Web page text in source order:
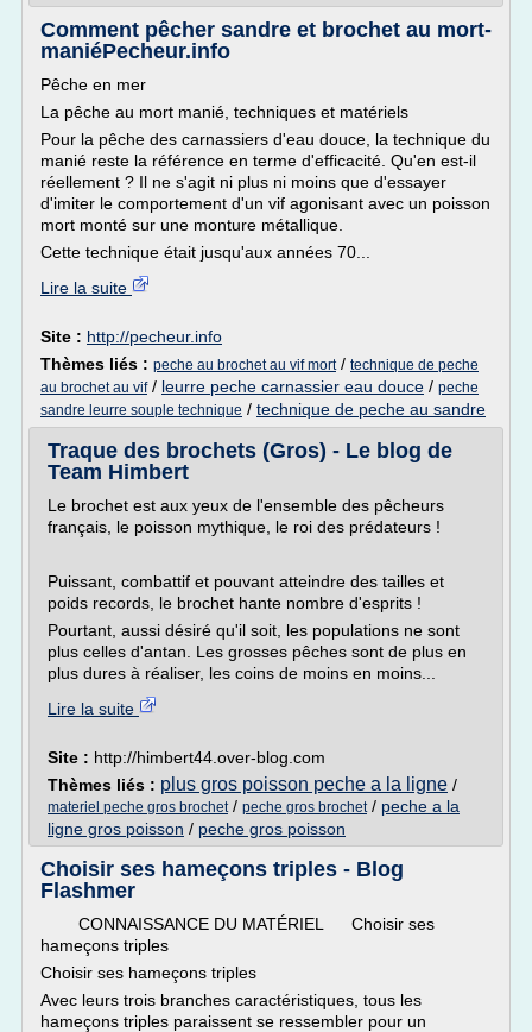
Comment pêcher sandre et brochet au mort-
maniéPecheur.info
Pêche en mer
La pêche au mort manié, techniques et matériels
Pour la pêche des carnassiers d'eau douce, la technique du
manié reste la référence en terme d'efficacité. Qu'en est-il
réellement ? Il ne s'agit ni plus ni moins que d'essayer
d'imiter le comportement d'un vif agonisant avec un poisson
mort monté sur une monture métallique.
Cette technique était jusqu'aux années 70...
Lire la suite
Site : http://pecheur.info
Thèmes liés : peche au brochet au vif mort/ technique de peche
au brochet au vif/ leurre peche carnassier eau douce / peche
sandre leurre souple technique / technique de peche au sandre
Traque des brochets (Gros) - Le blog de
Team Himbert
Le brochet est aux yeux de l'ensemble des pêcheurs
français, le poisson mythique, le roi des prédateurs !
Puissant, combattif et pouvant atteindre des tailles et
poids records, le brochet hante nombre d'esprits !
Pourtant, aussi désiré qu'il soit, les populations ne sont
plus celles d'antan. Les grosses pêches sont de plus en
plus dures à réaliser, les coins de moins en moins...
Lire la suite
Site : http://himbert44.over-blog.com
Thèmes liés : plus gros poisson peche a la ligne /
materiel peche gros brochet/ peche gros brochet/ peche a la
ligne gros poisson / peche gros poisson
Choisir ses hameçons triples - Blog
Flashmer
CONNAISSANCE DU MATÉRIEL Choisir ses
hameçons triples
Choisir ses hameçons triples
Avec leurs trois branches caractéristiques, tous les
hameçons triples paraissent se ressembler pour un